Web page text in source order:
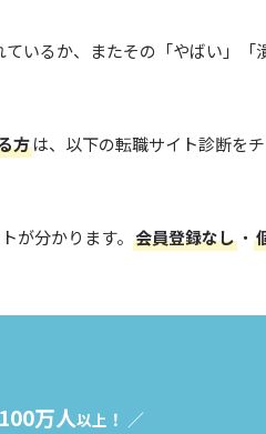
いるか、またその「やばい」「
方は、以下の転職サイト診断を
が分かります。 会員登録なし ・
100万人以上 ！ ／